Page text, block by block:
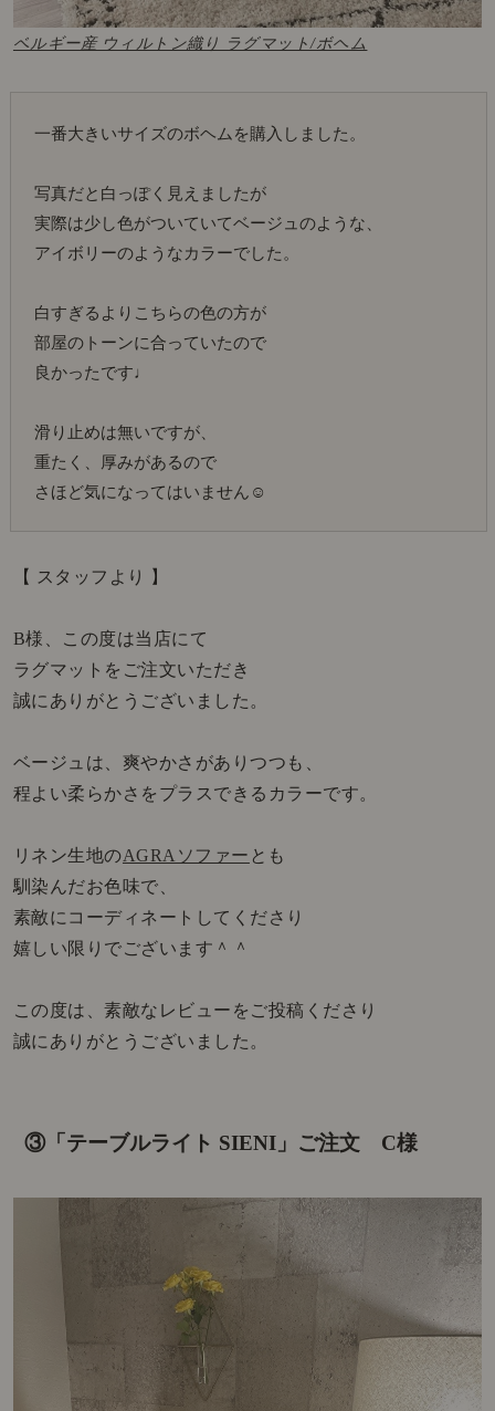
ベルギー産 ウィルトン織り ラグマット/ボヘム
一番大きいサイズのボヘムを購入しました。
写真だと白っぽく見えましたが
実際は少し色がついていてベージュのような、
アイボリーのようなカラーでした。
白すぎるよりこちらの色の方が
部屋のトーンに合っていたので
良かったです♩
滑り止めは無いですが、
重たく、厚みがあるので
さほど気になってはいません☺︎
【 スタッフより 】
B様、この度は当店にて
ラグマットをご注文いただき
誠にありがとうございました。
ベージュは、爽やかさがありつつも、
程よい柔らかさをプラスできるカラーです。
リネン生地のAGRAソファー とも
馴染んだお色味で、
素敵にコーディネートしてくださり
嬉しい限りでございます＾＾
この度は、素敵なレビューをご投稿くださり
誠にありがとうございました。
③「テーブルライト SIENI」ご注文 C様